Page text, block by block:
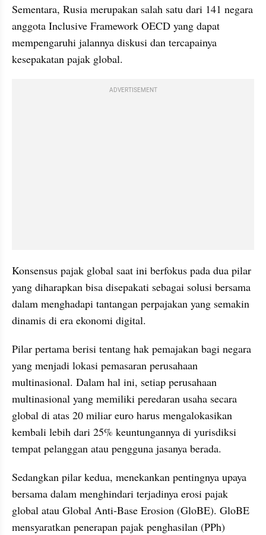
Sementara, Rusia merupakan salah satu dari 141 negara
anggota Inclusive Framework OECD yang dapat
mempengaruhi jalannya diskusi dan tercapainya
kesepakatan pajak global.
ADVERTISEMENT
Konsensus pajak global saat ini berfokus pada dua pilar
yang diharapkan bisa disepakati sebagai solusi bersama
dalam menghadapi tantangan perpajakan yang semakin
dinamis di era ekonomi digital.
Pilar pertama berisi tentang hak pemajakan bagi negara
yang menjadi lokasi pemasaran perusahaan
multinasional. Dalam hal ini, setiap perusahaan
multinasional yang memiliki peredaran usaha secara
global di atas 20 miliar euro harus mengalokasikan
kembali lebih dari 25% keuntungannya di yurisdiksi
tempat pelanggan atau pengguna jasanya berada.
Sedangkan pilar kedua, menekankan pentingnya upaya
bersama dalam menghindari terjadinya erosi pajak
global atau Global Anti-Base Erosion (GloBE). GloBE
mensyaratkan penerapan pajak penghasilan (PPh)